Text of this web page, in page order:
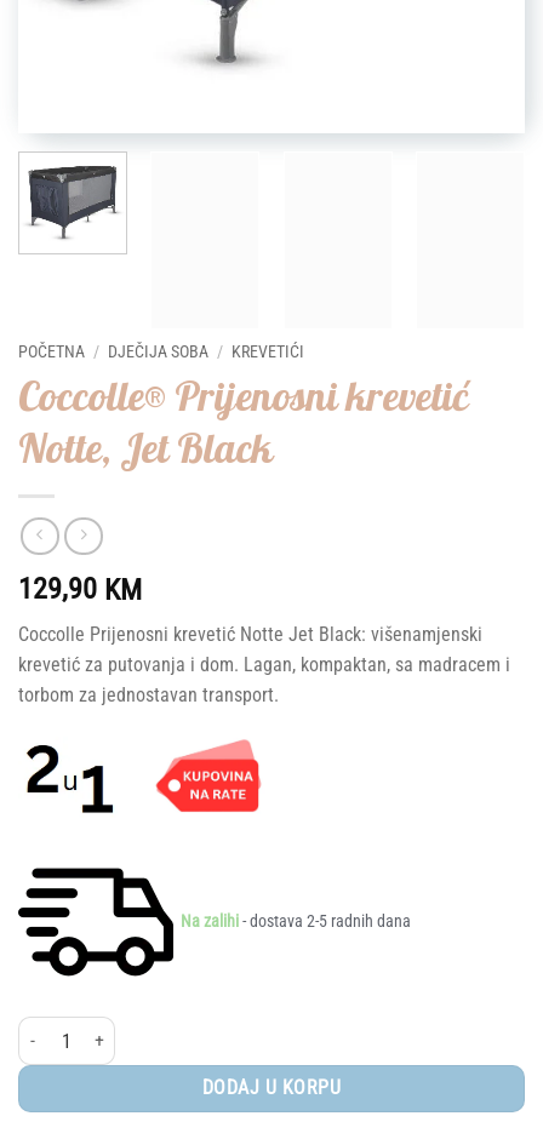
POČETNA / DJEČIJA SOBA / KREVETIĆI
Coccolle® Prijenosni krevetić
Notte, Jet Black
129,90 KM
Coccolle Prijenosni krevetić Notte Jet Black: višenamjenski
krevetić za putovanja i dom. Lagan, kompaktan, sa madracem i
torbom za jednostavan transport.
Na zalihi- dostava 2-5 radnih dana
Coccolle® Prijenosni krevetić Notte, Jet Black količina
DODAJ U KORPU